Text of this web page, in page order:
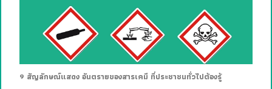
9 สัญลักษณ์แสดง อันตรายของสารเคมี ที่ประชาชนทั่วไปต้องรู้